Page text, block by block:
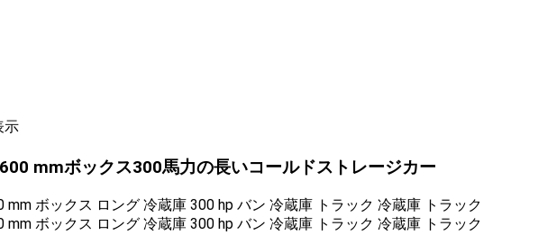
示
mmボックス300馬力の長いコールドストレージカー